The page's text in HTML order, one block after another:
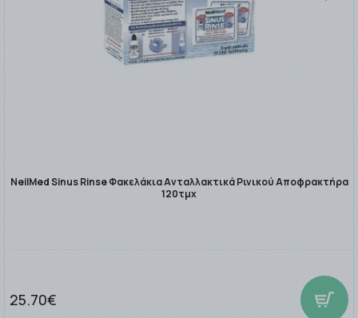
NeilMed Sinus Rinse Φακελάκια Ανταλλακτικά Ρινικού Αποφρακτήρα
120τμχ
25.70€